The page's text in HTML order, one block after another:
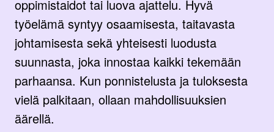
oppimistaidot tai luova ajattelu. Hyvä
työelämä syntyy osaamisesta, taitavasta
johtamisesta sekä yhteisesti luodusta
suunnasta, joka innostaa kaikki tekemään
parhaansa. Kun ponnistelusta ja tuloksesta
vielä palkitaan, ollaan mahdollisuuksien
äärellä.